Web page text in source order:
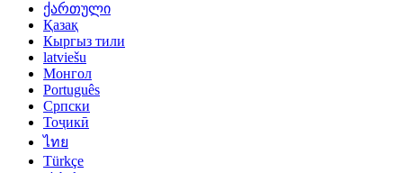
ქართული
Қазақ
Кыргыз тили
latviešu
Монгол
Português
Српски
Тоҷикӣ
ไทย
Türkçe